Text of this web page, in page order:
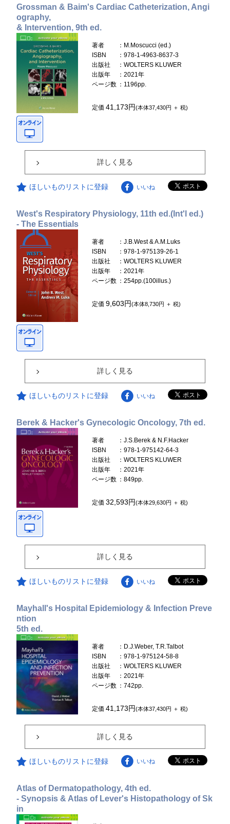
Grossman & Baim's Cardiac Catheterization, Angi
ography,
& Intervention, 9th ed.
著者
：M.Moscucci (ed.)
ISBN
：978-1-4963-8637-3
出版社
：WOLTERS KLUWER
出版年
：2021年
ページ数 ：1196pp.
定価41,173円(本体37,430円 ＋ 税)
詳しく見る
ほしいものリストに登録 いいね
West's Respiratory Physiology, 11th ed.(Int'l ed.)
- The Essentials
著者
：J.B.West & A.M.Luks
ISBN
：978-1-975139-26-1
出版社
：WOLTERS KLUWER
出版年
：2021年
ページ数 ：254pp.(100illus.)
定価9,603円(本体8,730円 ＋ 税)
詳しく見る
ほしいものリストに登録 いいね
Berek & Hacker's Gynecologic Oncology, 7th ed.
著者
：J.S.Berek & N.F.Hacker
ISBN
：978-1-975142-64-3
出版社
：WOLTERS KLUWER
出版年
：2021年
ページ数 ：849pp.
定価32,593円(本体29,630円 ＋ 税)
詳しく見る
ほしいものリストに登録 いいね
Mayhall's Hospital Epidemiology & Infection Preve
ntion
5th ed.
著者
：D.J.Weber, T.R.Talbot
ISBN
：978-1-975124-58-8
出版社
：WOLTERS KLUWER
出版年
：2021年
ページ数 ：742pp.
定価41,173円(本体37,430円 ＋ 税)
詳しく見る
ほしいものリストに登録 いいね
Atlas of Dermatopathology, 4th ed.
- Synopsis & Atlas of Lever's Histopathology of Sk
in